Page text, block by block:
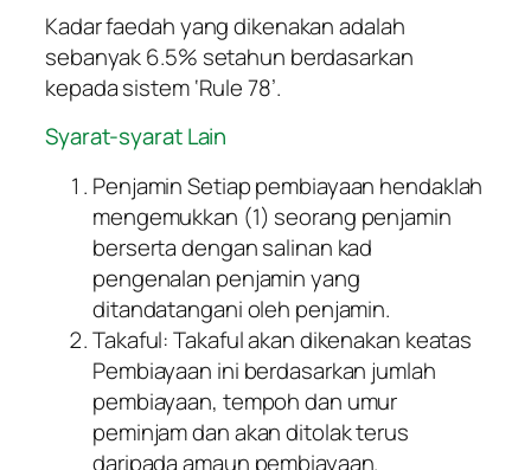
Kadar faedah yang dikenakan adalah
sebanyak 6.5% setahun berdasarkan
kepada sistem ‘Rule 78’.
Syarat-syarat Lain
Penjamin Setiap pembiayaan hendaklah
mengemukkan (1) seorang penjamin
berserta dengan salinan kad
pengenalan penjamin yang
ditandatangani oleh penjamin.
Takaful: Takaful akan dikenakan keatas
Pembiayaan ini berdasarkan jumlah
pembiayaan, tempoh dan umur
peminjam dan akan ditolak terus
daripada amaun pembiayaan.